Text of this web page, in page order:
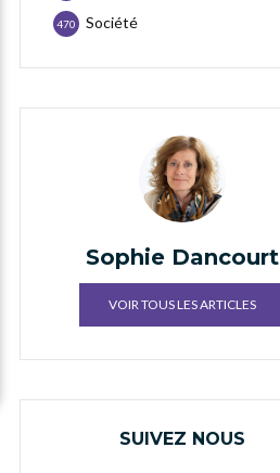
Société
470
Sophie Dancourt
VOIR TOUS LES ARTICLES
SUIVEZ NOUS